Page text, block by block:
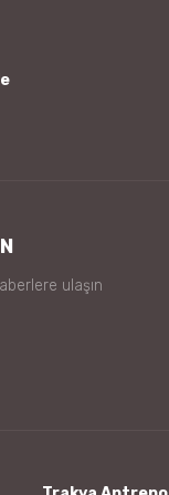
ulaşın